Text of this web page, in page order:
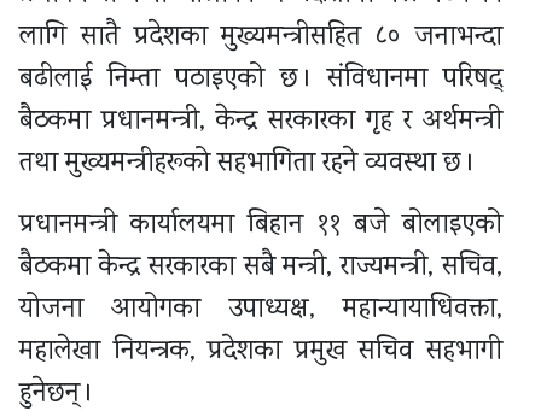
लागि सातै प्रदेशका मुख्यमन्त्रीसहित ८० जनाभन्दा
बढीलाई निम्ता पठाइएको छ । संविधानमा परिषद्
बैठकमा प्रधानमन्त्री, केन्द्र सरकारका गृह र अर्थमन्त्री
तथा मुख्यमन्त्रीहरूको सहभागिता रहने व्यवस्था छ ।
प्रधानमन्त्री कार्यालयमा बिहान ११ बजे बोलाइएको
बैठकमा केन्द्र सरकारका सबै मन्त्री, राज्यमन्त्री, सचिव,
योजना आयोगका उपाध्यक्ष, महान्यायाधिवक्ता,
महालेखा नियन्त्रक, प्रदेशका प्रमुख सचिव सहभागी
हुनेछन् ।